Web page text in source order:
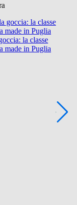
la classe
made in Puglia